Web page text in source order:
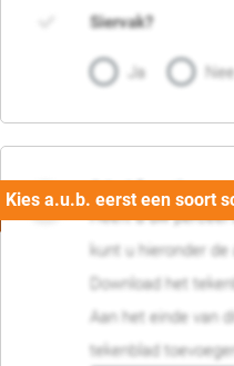
Siervak?
Ja Nee
04. Afmetingen
Heeft u uw perceel
kunt u hieronder de
Download het
Aan het einde van
tekenblad